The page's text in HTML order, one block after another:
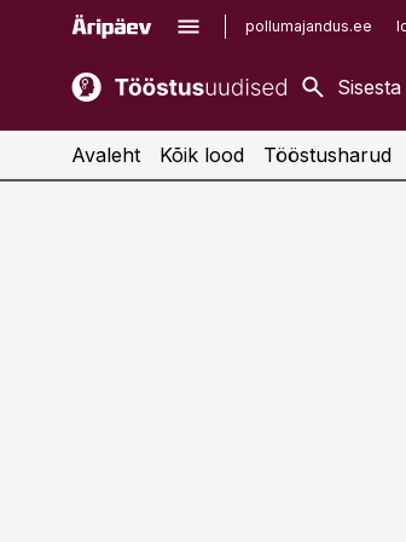
pollumajandus.ee
kaubandus.ee
kinnisvarauudised.ee
Avaleht Kõik lood Tööstusharud